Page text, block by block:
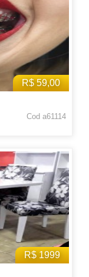
R$ 59,00
Cod a61114
R$ 1999